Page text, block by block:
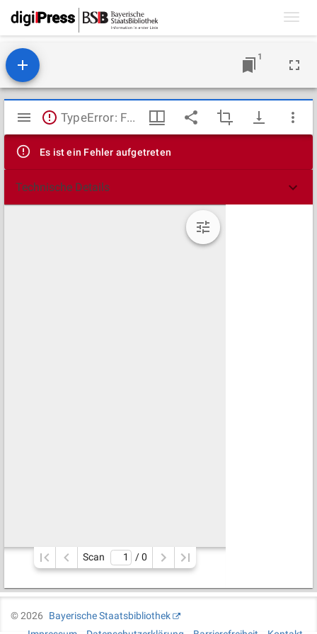
1
Mirador
Viewer
TypeError: Failed to fetch
Es ist ein Fehler aufgetreten
Technische Details
Scan / 0
©2026
Bayerische Staatsbibliothek